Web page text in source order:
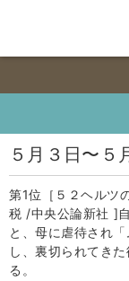
５月３日〜５
第1位［５２ヘル
税 /中央公論新社 ]
と、母に虐待され
し、裏切られてき
る。